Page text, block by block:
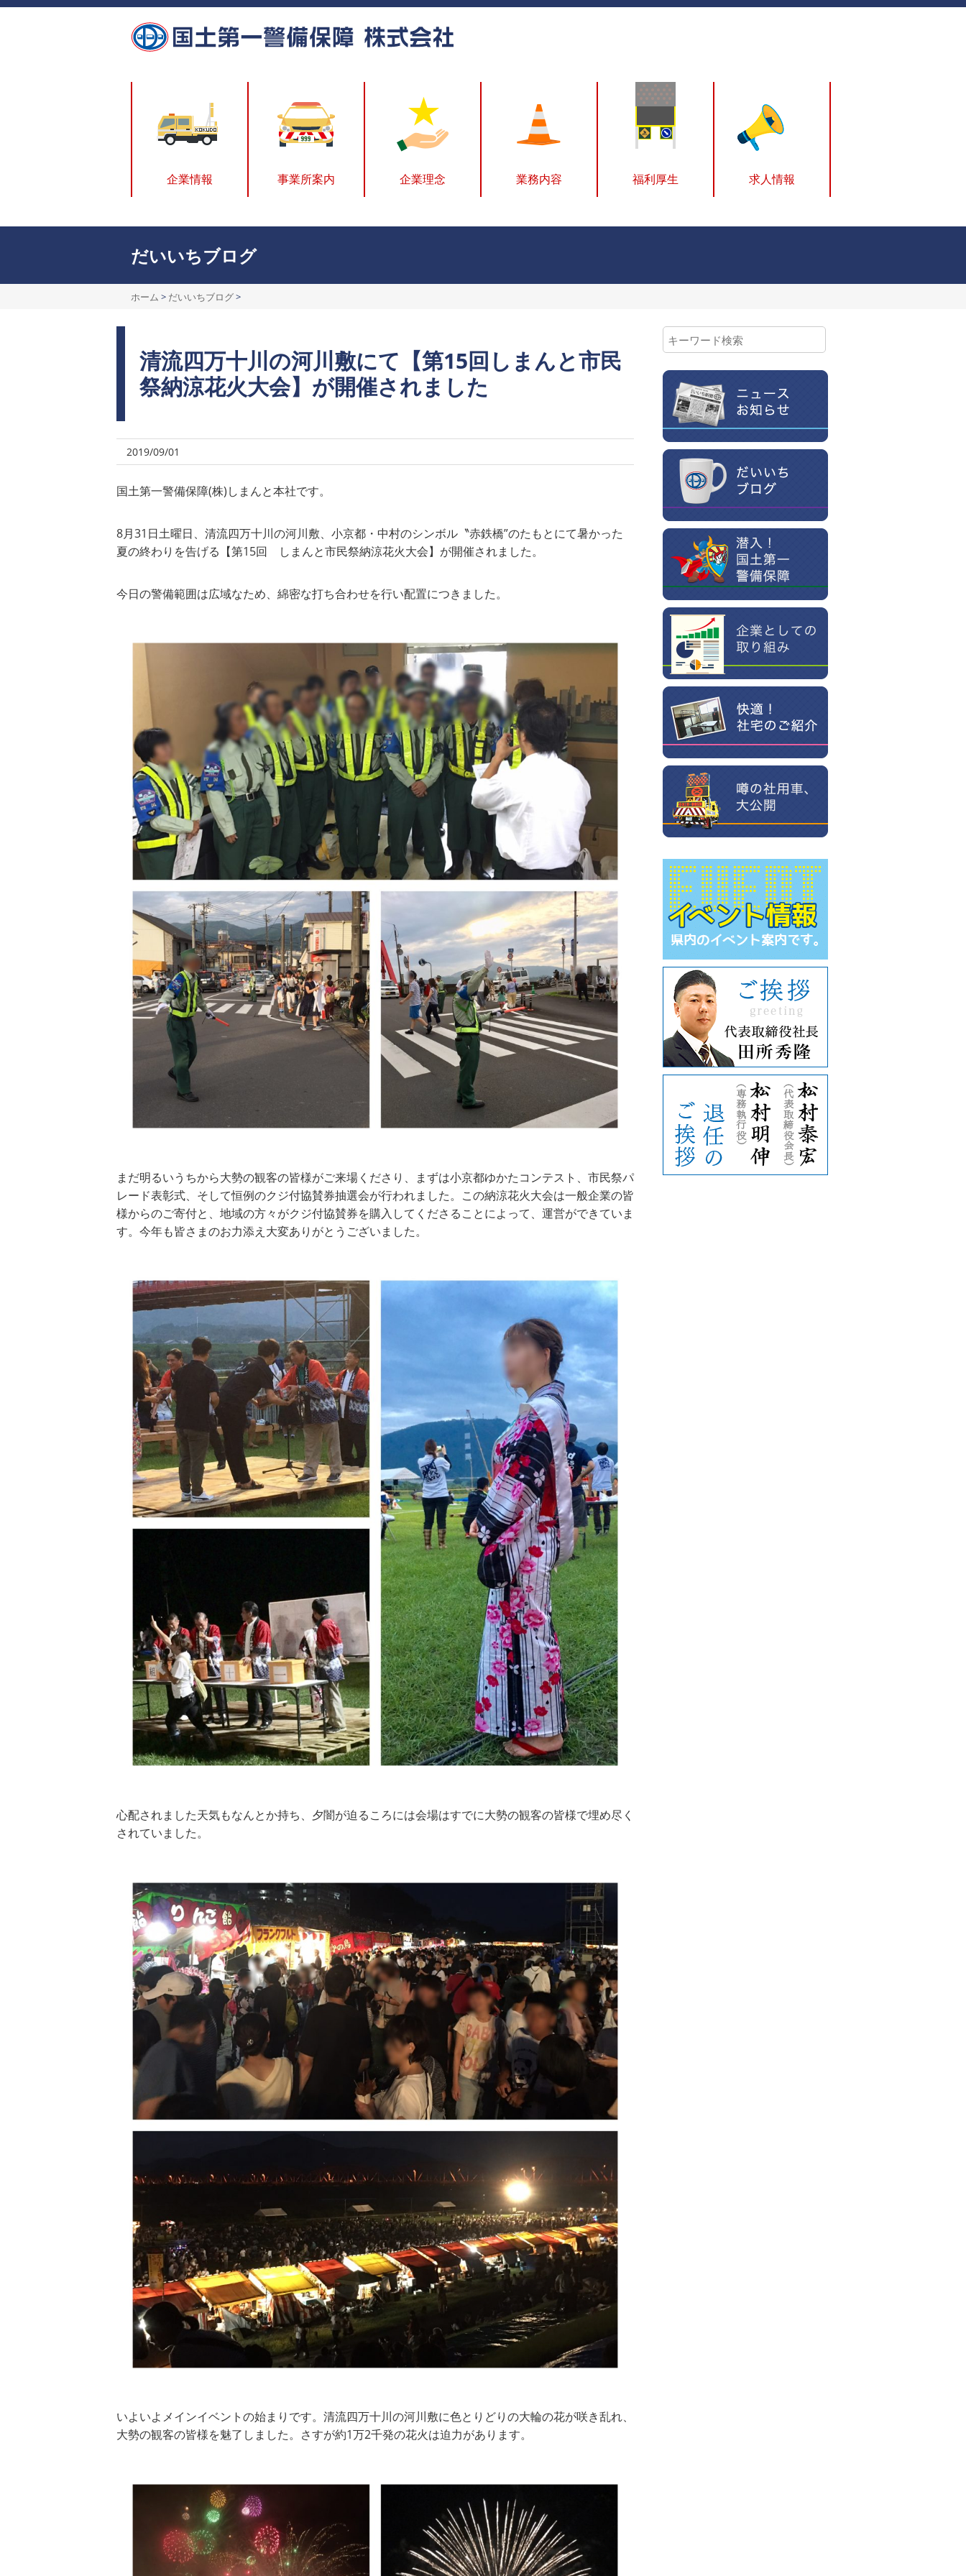
企業情報 事業所案内 企業理念 業務内容 福利厚生 求人情報
だいいちブログ
ホーム > だいいちブログ>
清流四万十川の河川敷にて【第15回しまんと市民
祭納涼花火大会】が開催されました
2019/09/01
国土第一警備保障(株)しまんと本社です。
8月31日土曜日、清流四万十川の河川敷、小京都・中村のシンボル〝赤鉄橋”のたもとにて暑かった
夏の終わりを告げる【第15回 しまんと市民祭納涼花火大会】が開催されました。
今日の警備範囲は広域なため、綿密な打ち合わせを行い配置につきました。
まだ明るいうちから大勢の観客の皆様がご来場くださり、まずは小京都ゆかたコンテスト、市民祭パ
レード表彰式、そして恒例のクジ付協賛券抽選会が行われました。この納涼花火大会は一般企業の皆
様からのご寄付と、地域の方々がクジ付協賛券を購入してくださることによって、運営ができていま
す。今年も皆さまのお力添え大変ありがとうございました。
心配されました天気もなんとか持ち、夕闇が迫るころには会場はすでに大勢の観客の皆様で埋め尽く
されていました。
いよいよメインイベントの始まりです。清流四万十川の河川敷に色とりどりの大輪の花が咲き乱れ、
大勢の観客の皆様を魅了しました。さすが約1万2千発の花火は迫力があります。